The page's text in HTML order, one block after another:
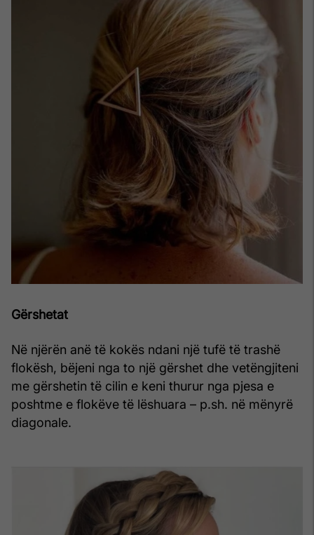
Gërshetat
Në njërën anë të kokës ndani një tufë të trashë
flokësh, bëjeni nga to një gërshet dhe vetëngjiteni
me gërshetin të cilin e keni thurur nga pjesa e
poshtme e flokëve të lëshuara – p.sh. në mënyrë
diagonale.